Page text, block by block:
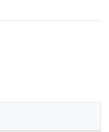
link